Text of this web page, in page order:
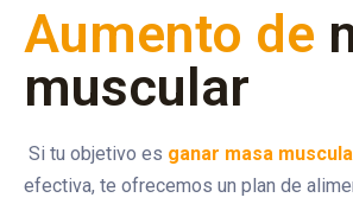
Aumento de
muscular
Si tu objetivo es ganar masa
efectiva, te ofrecemos un plan de